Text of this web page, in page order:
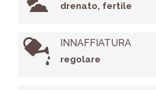
drenato, fertile
INNAFFIATURA
regolare